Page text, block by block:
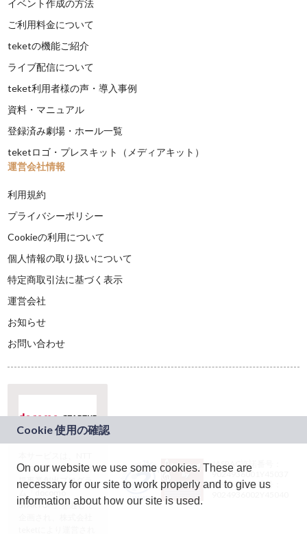
イベント作成の方法
ご利用料金について
teketの機能ご紹介
ライブ配信について
teket利用者様の声・導入事例
資料・マニュアル
登録済み劇場・ホール一覧
teketロゴ・プレスキット（メディアキット）
運営会社情報
利用規約
プライバシーポリシー
Cookieの利用について
個人情報の取り扱いについて
特定商取引法に基づく表示
運営会社
お知らせ
お問い合わせ
ドコモグループの新
規事業創出プログラ
ム「docomo
STARTUP」を通じて
JASRAC許諾番号：
9024936001Y45037
JASRAC許諾番号：
On our website we use some cookies. These are
necessary for our site to work properly and to give us
information about how our site is used.